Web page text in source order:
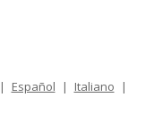
| Español | Italiano
|